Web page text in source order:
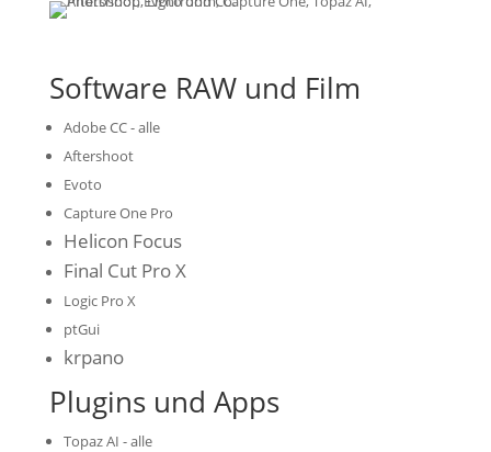
Software RAW und Film
Adobe CC - alle
Aftershoot
Evoto
Capture One Pro
Helicon Focus
Final Cut Pro X
Logic Pro X
ptGui
krpano
Plugins und Apps
Topaz AI - alle